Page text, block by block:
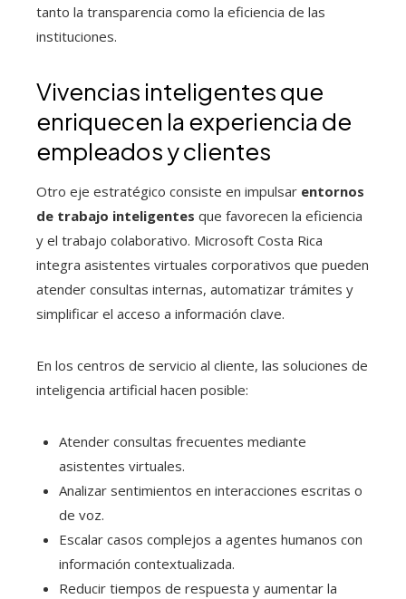
tanto la transparencia como la eficiencia de las
instituciones.
Vivencias inteligentes que
enriquecen la experiencia de
empleados y clientes
Otro eje estratégico consiste en impulsar entornos
de trabajo inteligentes que favorecen la eficiencia
y el trabajo colaborativo. Microsoft Costa Rica
integra asistentes virtuales corporativos que pueden
atender consultas internas, automatizar trámites y
simplificar el acceso a información clave.
En los centros de servicio al cliente, las soluciones de
inteligencia artificial hacen posible:
Atender consultas frecuentes mediante
asistentes virtuales.
Analizar sentimientos en interacciones escritas o
de voz.
Escalar casos complejos a agentes humanos con
información contextualizada.
Reducir tiempos de respuesta y aumentar la